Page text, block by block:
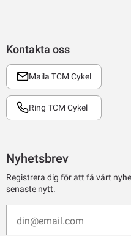
Kontakta oss
Maila TCM Cykel
Ring TCM Cykel
Nyhetsbrev
Registrera dig för att få vårt
senaste nytt.